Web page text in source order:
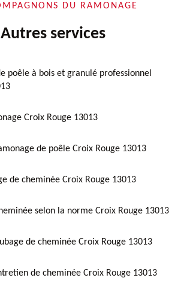
DU RAMONAGE
Autres services
poêle à bois et granulé professionnel
Croix Rouge 13013
de poêle Croix Rouge 13013
de cheminée Croix Rouge 13013
selon la norme Croix Rouge 13013
de cheminée Croix Rouge 13013
de cheminée Croix Rouge 13013